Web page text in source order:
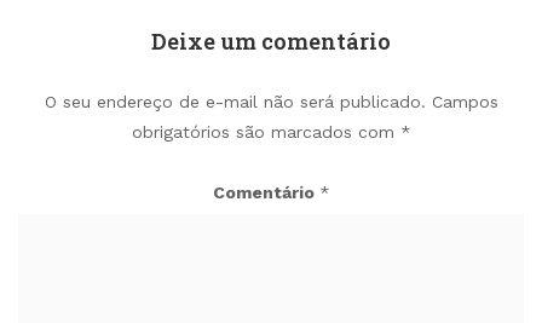
Deixe um comentário
O seu endereço de e-mail não será publicado. Campos
obrigatórios são marcados com *
Comentário *